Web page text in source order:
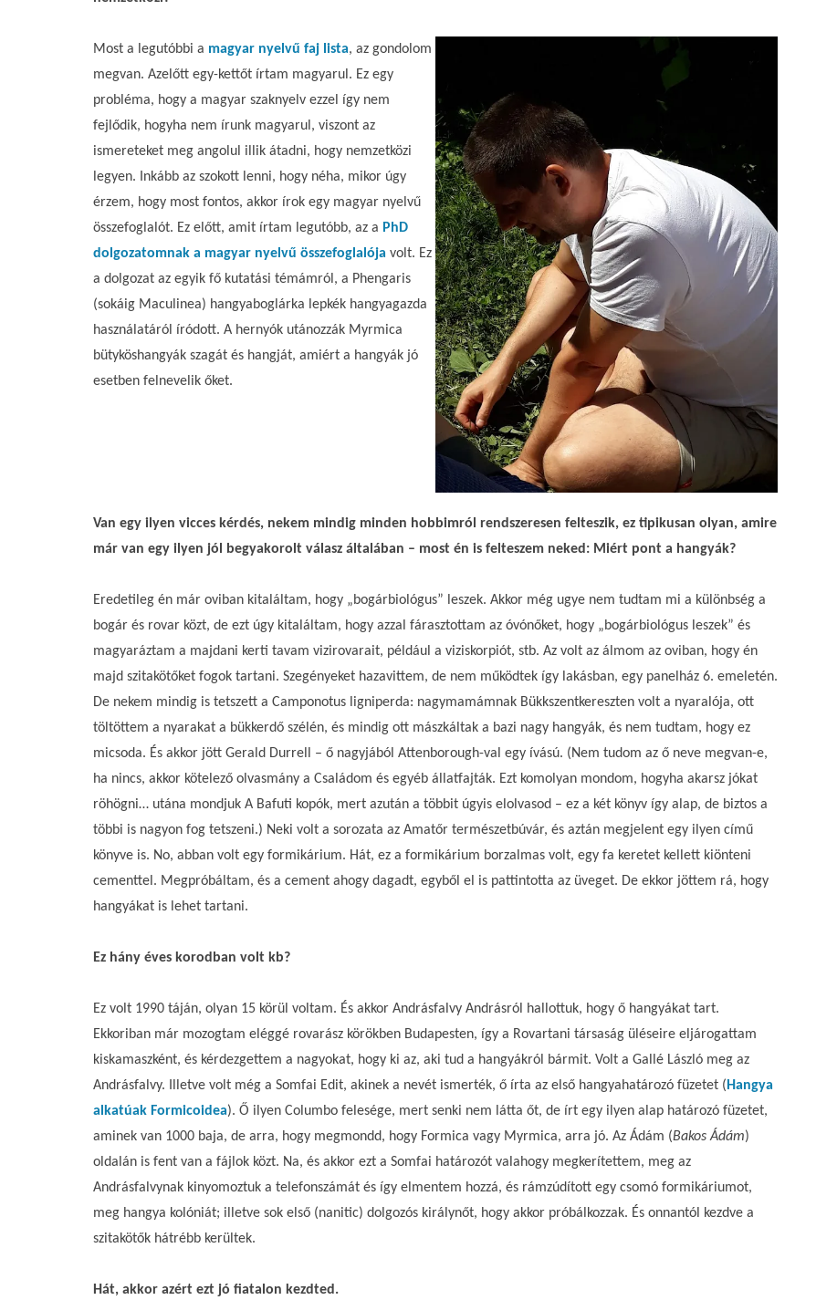
Most a legutóbbi a magyar nyelvű faj lista, az gondolom
megvan. Azelőtt egy-kettőt írtam magyarul. Ez egy
probléma, hogy a magyar szaknyelv ezzel így nem
fejlődik, hogyha nem írunk magyarul, viszont az
ismereteket meg angolul illik átadni, hogy nemzetközi
legyen. Inkább az szokott lenni, hogy néha, mikor úgy
érzem, hogy most fontos, akkor írok egy magyar nyelvű
összefoglalót. Ez előtt, amit írtam legutóbb, az a PhD
dolgozatomnak a magyar nyelvű összefoglalója volt. Ez
a dolgozat az egyik fő kutatási témámról, a Phengaris
(sokáig Maculinea) hangyaboglárka lepkék hangyagazda
használatáról íródott. A hernyók utánozzák Myrmica
bütyköshangyák szagát és hangját, amiért a hangyák jó
esetben felnevelik őket.
Van egy ilyen vicces kérdés, nekem mindig minden hobbimról rendszeresen felteszik, ez tipikusan olyan, amire
már van egy ilyen jól begyakorolt válasz általában – most én is felteszem neked: Miért pont a hangyák?
Eredetileg én már oviban kitaláltam, hogy „bogárbiológus” leszek. Akkor még ugye nem tudtam mi a különbség a
bogár és rovar közt, de ezt úgy kitaláltam, hogy azzal fárasztottam az óvónőket, hogy „bogárbiológus leszek” és
magyaráztam a majdani kerti tavam vizirovarait, például a viziskorpiót, stb. Az volt az álmom az oviban, hogy én
majd szitakötőket fogok tartani. Szegényeket hazavittem, de nem működtek így lakásban, egy panelház 6. emeletén.
De nekem mindig is tetszett a Camponotus ligniperda: nagymamámnak Bükkszentkereszten volt a nyaralója, ott
töltöttem a nyarakat a bükkerdő szélén, és mindig ott mászkáltak a bazi nagy hangyák, és nem tudtam, hogy ez
micsoda. És akkor jött Gerald Durrell – ő nagyjából Attenborough-val egy ívású. (Nem tudom az ő neve megvan-e,
ha nincs, akkor kötelező olvasmány a Családom és egyéb állatfajták. Ezt komolyan mondom, hogyha akarsz jókat
röhögni… utána mondjuk A Bafuti kopók, mert azután a többit úgyis elolvasod – ez a két könyv így alap, de biztos a
többi is nagyon fog tetszeni.) Neki volt a sorozata az Amatőr természetbúvár, és aztán megjelent egy ilyen című
könyve is. No, abban volt egy formikárium. Hát, ez a formikárium borzalmas volt, egy fa keretet kellett kiönteni
cementtel. Megpróbáltam, és a cement ahogy dagadt, egyből el is pattintotta az üveget. De ekkor jöttem rá, hogy
hangyákat is lehet tartani.
Ez hány éves korodban volt kb?
Ez volt 1990 táján, olyan 15 körül voltam. És akkor Andrásfalvy Andrásról hallottuk, hogy ő hangyákat tart.
Ekkoriban már mozogtam eléggé rovarász körökben Budapesten, így a Rovartani társaság üléseire eljárogattam
kiskamaszként, és kérdezgettem a nagyokat, hogy ki az, aki tud a hangyákról bármit. Volt a Gallé László meg az
Andrásfalvy. Illetve volt még a Somfai Edit, akinek a nevét ismerték, ő írta az első hangyahatározó füzetet (Hangya
alkatúak Formicoidea). Ő ilyen Columbo felesége, mert senki nem látta őt, de írt egy ilyen alap határozó füzetet,
aminek van 1000 baja, de arra, hogy megmondd, hogy Formica vagy Myrmica, arra jó. Az Ádám (Bakos Ádám)
oldalán is fent van a fájlok közt. Na, és akkor ezt a Somfai határozót valahogy megkerítettem, meg az
Andrásfalvynak kinyomoztuk a telefonszámát és így elmentem hozzá, és rámzúdított egy csomó formikáriumot,
meg hangya kolóniát; illetve sok első (nanitic) dolgozós királynőt, hogy akkor próbálkozzak. És onnantól kezdve a
szitakötők hátrébb kerültek.
Hát, akkor azért ezt jó fiatalon kezdted.